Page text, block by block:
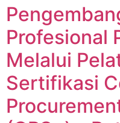
Profesional
Melalui
Sertifikasi